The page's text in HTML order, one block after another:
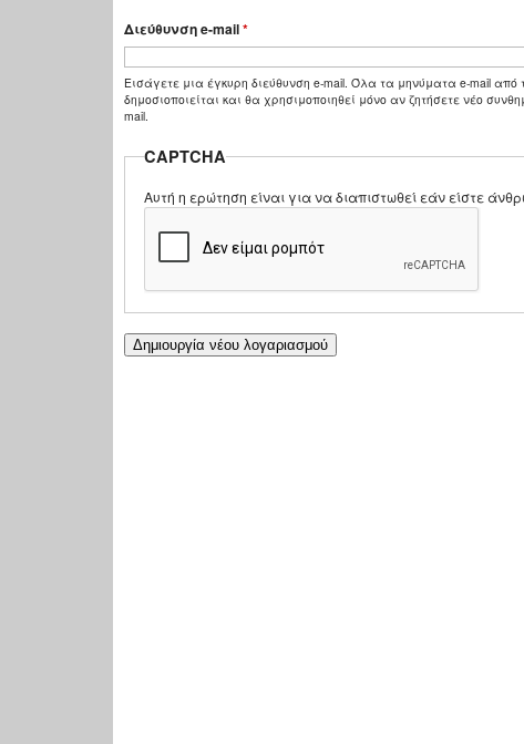
Διεύθυνση e-mail*
Εισάγετε μια έγκυρη διεύθυνση e-mail. Όλα τα μηνύματα e-mail από
δημοσιοποιείται και θα χρησιμοποιηθεί μόνο αν ζητήσετε νέο
mail.
CAPTCHA
Αυτή η ερώτηση είναι για να διαπιστωθεί εάν είστε